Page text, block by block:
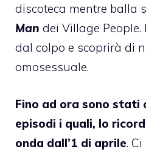
discoteca mentre balla
Man dei Village People.
dal colpo e scoprirà di
omosessuale.
Fino ad ora sono stati
episodi i quali, lo
onda dall’1 di aprile.